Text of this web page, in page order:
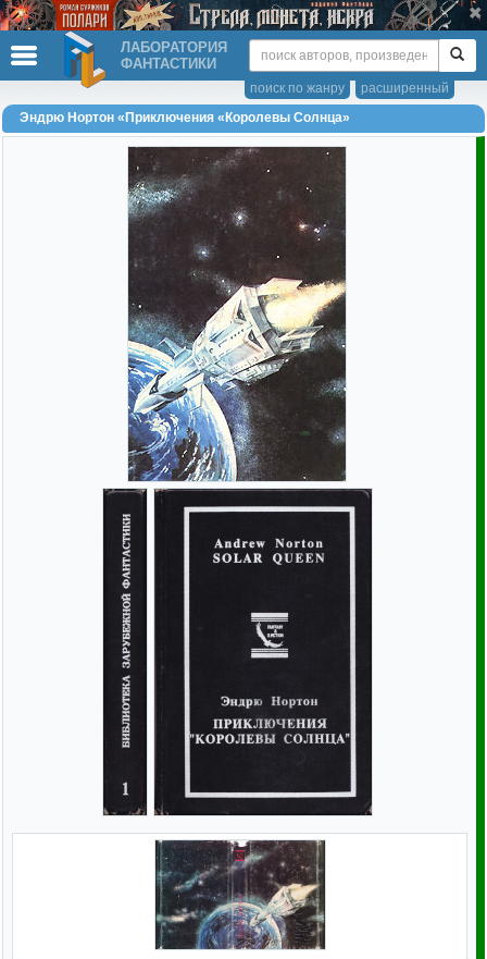
ЛАБОРАТОРИЯ
ФАНТАСТИКИ
расширенный
поиск по жанру
Эндрю Нортон «Приключения «Королевы Солнца»